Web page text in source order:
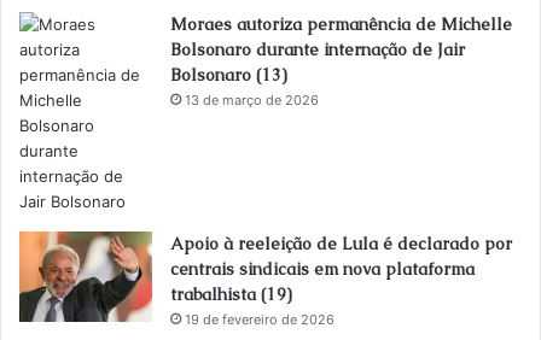
Moraes autoriza permanência de Michelle
Bolsonaro durante internação de Jair
Bolsonaro (13)
13 de março de 2026
Apoio à reeleição de Lula é declarado por
centrais sindicais em nova plataforma
trabalhista (19)
19 de fevereiro de 2026